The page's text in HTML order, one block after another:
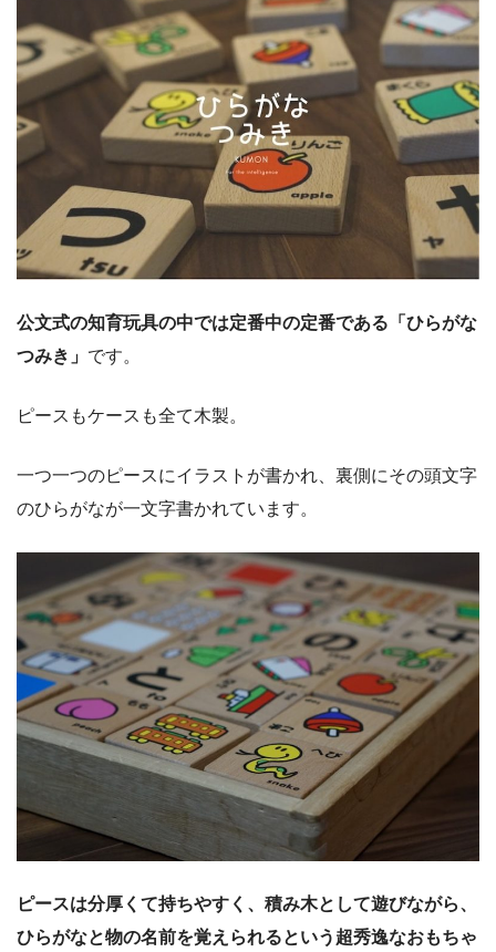
公文式の知育玩具の中では定番中の定番である「ひらがな
つみき」 です。
ピースもケースも全て木製。
一つ一つのピースにイラストが書かれ、裏側にその頭文字
のひらがなが一文字書かれています。
ピースは分厚くて持ちやすく、積み木として遊びながら、
ひらがなと物の名前を覚えられるという超秀逸なおもちゃ